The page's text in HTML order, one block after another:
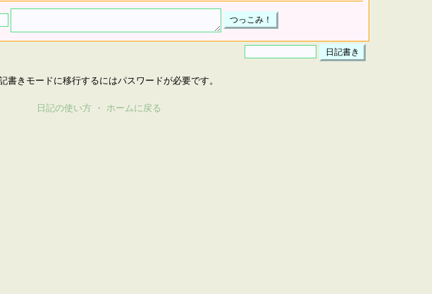
書きモードに移行するにはパスワードが必要です。
日記の使い方 ・ ホームに戻る